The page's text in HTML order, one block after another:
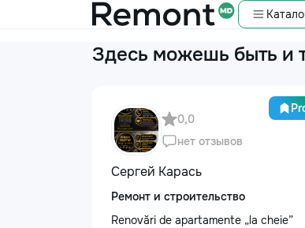
Здесь можешь быть и
0,0
нет отзывов
Сергей Карась
Ремонт и строительство
Renovări de apartamente „la cheie”